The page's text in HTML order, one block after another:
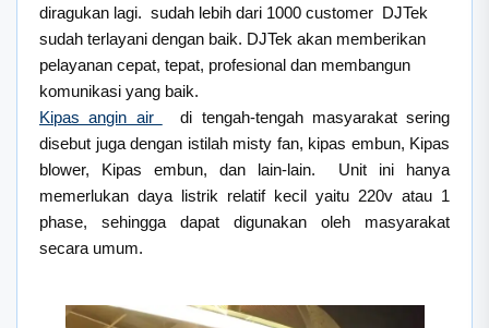
diragukan lagi. sudah lebih dari 1000 customer DJTek
sudah terlayani dengan baik. DJTek akan memberikan
pelayanan cepat, tepat, profesional dan membangun
komunikasi yang baik.
Kipas angin air
di tengah-tengah masyarakat sering
disebut juga dengan istilah misty fan, kipas embun, Kipas
blower, Kipas embun, dan lain-lain. Unit ini hanya
memerlukan daya listrik relatif kecil yaitu 220v atau 1
phase, sehingga dapat digunakan oleh masyarakat
secara umum.